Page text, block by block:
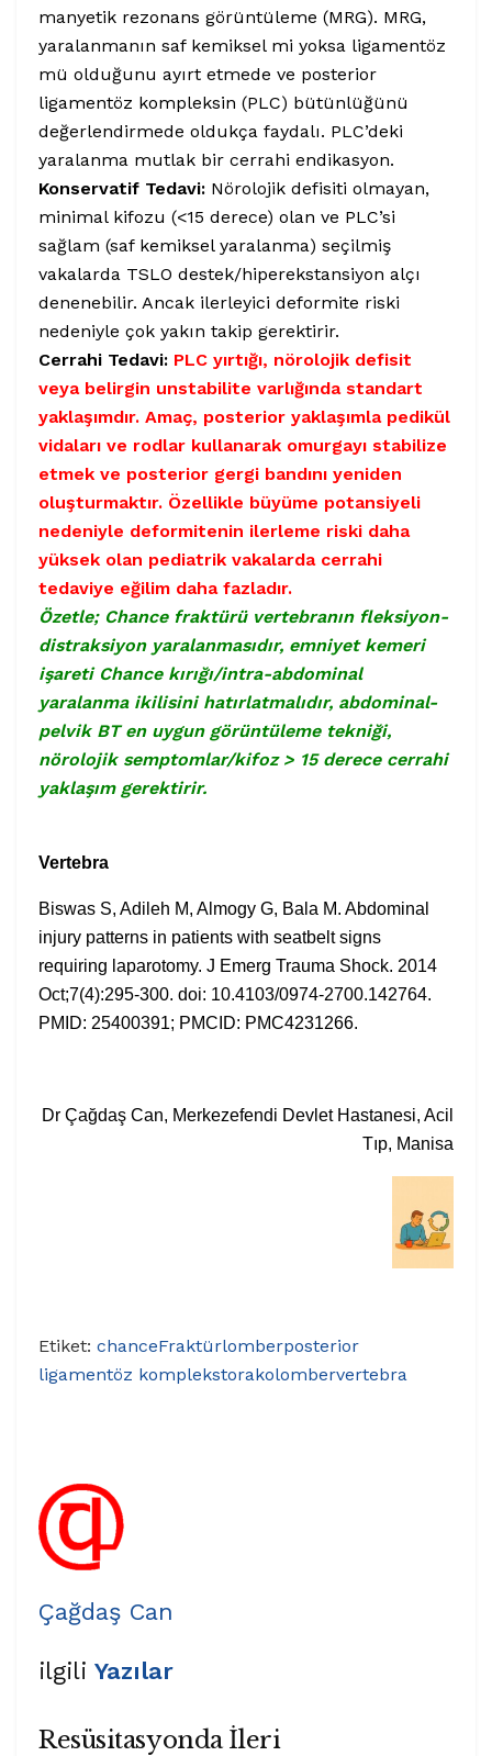
manyetik rezonans görüntüleme (MRG). MRG,
yaralanmanın saf kemiksel mi yoksa ligamentöz
mü olduğunu ayırt etmede ve posterior
ligamentöz kompleksin (PLC) bütünlüğünü
değerlendirmede oldukça faydalı. PLC’deki
yaralanma mutlak bir cerrahi endikasyon.
Konservatif Tedavi: Nörolojik defisiti olmayan,
minimal kifozu (<15 derece) olan ve PLC’si
sağlam (saf kemiksel yaralanma) seçilmiş
vakalarda TSLO destek/hiperekstansiyon alçı
denenebilir. Ancak ilerleyici deformite riski
nedeniyle çok yakın takip gerektirir.
Cerrahi Tedavi: PLC yırtığı, nörolojik defisit
veya belirgin unstabilite varlığında standart
yaklaşımdır. Amaç, posterior yaklaşımla pedikül
vidaları ve rodlar kullanarak omurgayı stabilize
etmek ve posterior gergi bandını yeniden
oluşturmaktır. Özellikle büyüme potansiyeli
nedeniyle deformitenin ilerleme riski daha
yüksek olan pediatrik vakalarda cerrahi
tedaviye eğilim daha fazladır.
Özetle; Chance fraktürü vertebranın fleksiyon-
distraksiyon yaralanmasıdır, emniyet kemeri
işareti Chance kırığı/intra-abdominal
yaralanma ikilisini hatırlatmalıdır, abdominal-
pelvik BT en uygun görüntüleme tekniği,
nörolojik semptomlar/kifoz > 15 derece cerrahi
yaklaşım gerektirir.
Vertebra
Biswas S, Adileh M, Almogy G, Bala M. Abdominal
injury patterns in patients with seatbelt signs
requiring laparotomy. J Emerg Trauma Shock. 2014
Oct;7(4):295-300. doi: 10.4103/0974-2700.142764.
PMID: 25400391; PMCID: PMC4231266.
Dr Çağdaş Can, Merkezefendi Devlet Hastanesi, Acil
Tıp, Manisa
Etiket: chanceFraktürlomberposterior
ligamentöz komplekstorakolombervertebra
Çağdaş Can
ilgili Yazılar
Resüsitasyonda İleri